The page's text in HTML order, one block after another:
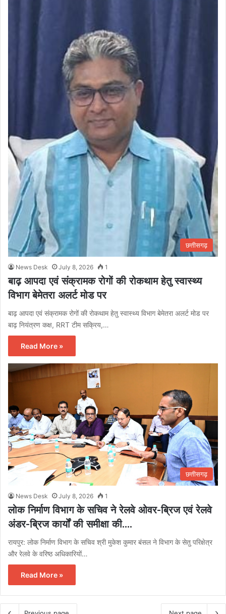
छत्तीसगढ़
News Desk July 8, 2026 1
बाढ़ आपदा एवं संक्रामक रोगों की रोकथाम हेतु स्वास्थ्य
विभाग बेमेतरा अलर्ट मोड पर
बाढ़ आपदा एवं संक्रामक रोगों की रोकथाम हेतु स्वास्थ्य विभाग बेमेतरा अलर्ट मोड पर
बाढ़ नियंत्रण कक्ष, RRT टीम सक्रिय,…
Read More »
छत्तीसगढ़
News Desk July 8, 2026 1
लोक निर्माण विभाग के सचिव ने रेलवे ओवर-ब्रिज एवं रेलवे
अंडर-ब्रिज कार्यों की समीक्षा की….
रायपुर: लोक निर्माण विभाग के सचिव श्री मुकेश कुमार बंसल ने विभाग के सेतु परिक्षेत्र
और रेलवे के वरिष्ठ अधिकारियों…
Read More »